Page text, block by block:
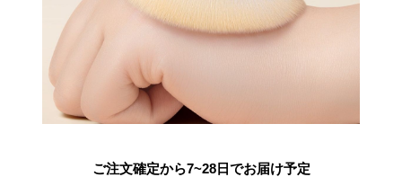
ご注文確定から7~28日でお届け予定